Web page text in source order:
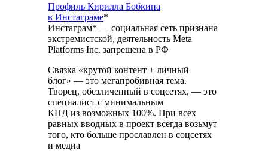
Профиль Кирилла Бобкина
в Инстаграме*
Инстаграм* — социальная сеть признана
экстремистской, деятельность Meta
Platforms Inc. запрещена в РФ
Связка «крутой контент + личный
блог» — это мегапробивная тема.
Творец, обезличенный в соцсетях, — это
специалист с минимальным
КПД из возможных 100%. При всех
равных вводных в проект всегда возьмут
того, кто больше прославлен в соцсетях
и медиа